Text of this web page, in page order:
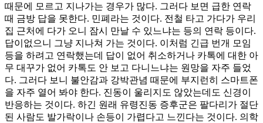
때문에 모르고 지나가는 경우가 많다. 그러다 보면 급한 연락
때 금방 답을 못한다. 민폐라는 것이다. 전철 타고 가다가 우리
집 근처에 다가 오니 잠시 만날 수 있느냐는 등의 연락 등이다.
답이없으니 그냥 지나쳐 가는 것이다. 이처럼 긴급 번개 모임
등을 하려고 연락했는데 답이 없어 취소하거나 카톡에 대한 아
무 대꾸가 없어 카톡도 안 보고 다니느냐는 원망을 자주 들었
다. 그러다 보니 불안감과 강박관념 때문에 부지런히 스마트폰
을 자주 열어 봐야 한다. 진동이 울리지도 않았는데도 신경이
반응하는 것이다. 하긴 원래 유령진동 증후군은 팔다리가 절단
된 사람도 발가락이나 손등이 가렵다고 느낀다는 것이다. 의학